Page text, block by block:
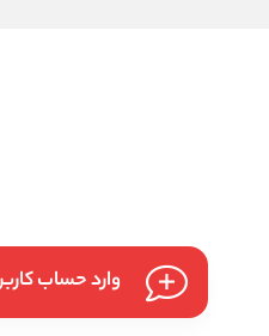
وارد حساب